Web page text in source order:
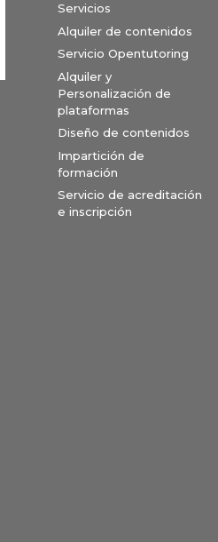
Servicios
Alquiler de contenidos
Servicio Opentutoring
Alquiler y
Personalización de
plataformas
Diseño de contenidos
Impartición de
formación
Servicio de acreditación
e inscripción